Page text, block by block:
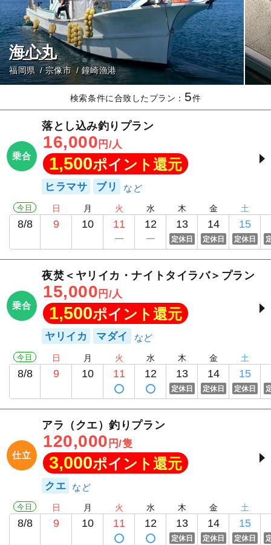
海心丸
福岡県 宗像市 鐘崎漁港
検索条件に合致したプラン： 5件
乗合
落とし込み釣りプラン
16,000 円/人
1,500ポイント還元
ヒラマサ ブリ
今日
8/8
日
9
月
10
火
11
水
12
木
13
定休日
金
14
定休日
土
15
定休日
乗合
夜焚＜ヤリイカ・ナイトタイラバ＞プラン
15,000 円/人
1,500ポイント還元
ヤリイカ マダイ
今日
8/8
日
9
月
10
火
11
水
12
木
13
定休日
金
14
定休日
土
15
定休日
仕立
アラ（クエ）釣りプラン
120,000 円/隻
3,000ポイント還元
クエ
今日
8/8
日
9
月
10
火
11
水
12
木
13
定休日
金
14
定休日
土
15
定休日